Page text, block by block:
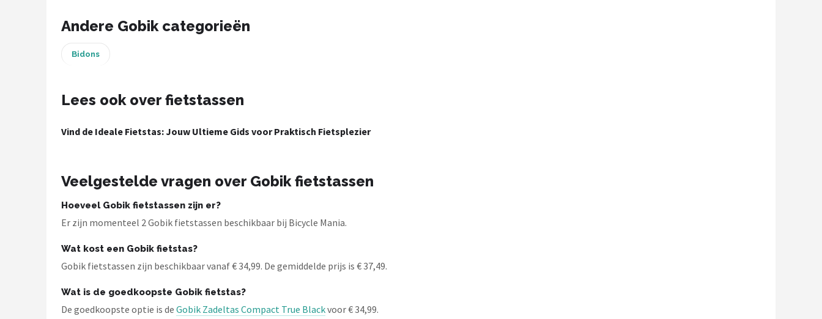
New Looxs
BBB Cycling
Shimano
Alle merken →
Andere Gobik categorieën
Bidons
Lees ook over fietstassen
Vind de Ideale Fietstas: Jouw Ultieme Gids voor Praktisch Fietsplezier
Veelgestelde vragen over Gobik fietstassen
Hoeveel Gobik fietstassen zijn er?
Er zijn momenteel 2 Gobik fietstassen beschikbaar bij Bicycle Mania.
Wat kost een Gobik fietstas?
Gobik fietstassen zijn beschikbaar vanaf € 34,99. De gemiddelde prijs is € 37,49.
Wat is de goedkoopste Gobik fietstas?
De goedkoopste optie is de Gobik Zadeltas Compact True Blackvoor € 34,99.